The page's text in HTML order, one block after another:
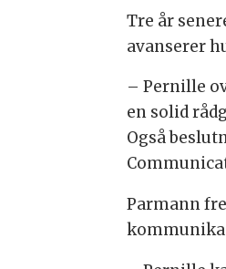
Tre år
avanserer
– Pernille
en solid
Også
Parmann